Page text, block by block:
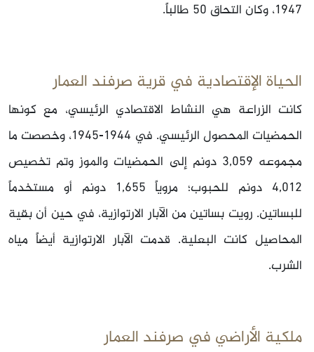
1947، وكان التحاق 50 طالباً.
الحياة الإقتصادية في قرية صرفند العمار
كانت الزراعة هي النشاط الاقتصادي الرئيسي، مع كونها
الحمضيات المحصول الرئيسي. في 1944-1945، وخصصت ما
مجموعه 3,059 دونم إلى الحمضيات والموز وتم تخصيص
4,012 دونم للحبوب؛ مروياً 1,655 دونم أو مستخدماً
للبساتين. رويت بساتين من الآبار الارتوازية، في حين أن بقية
المحاصيل كانت البعلية. قدمت الآبار الارتوازية أيضاً مياه
الشرب.
ملكية الأراضي في صرفند العمار